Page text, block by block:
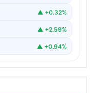
▲ +0.32%
▲ +2.59%
▲ +0.94%